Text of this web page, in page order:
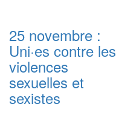
25 novembre :
Uni·es contre les
violences
sexuelles et
sexistes